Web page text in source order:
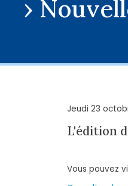
Jeudi 23
L'édition
Vous pouvez